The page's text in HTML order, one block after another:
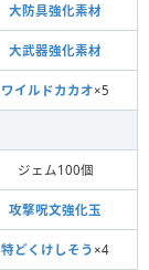
大防具強化素材
大武器強化素材
ワイルドカカオ×5
ジェム100個
攻撃呪文強化玉
特どくけしそう ×4